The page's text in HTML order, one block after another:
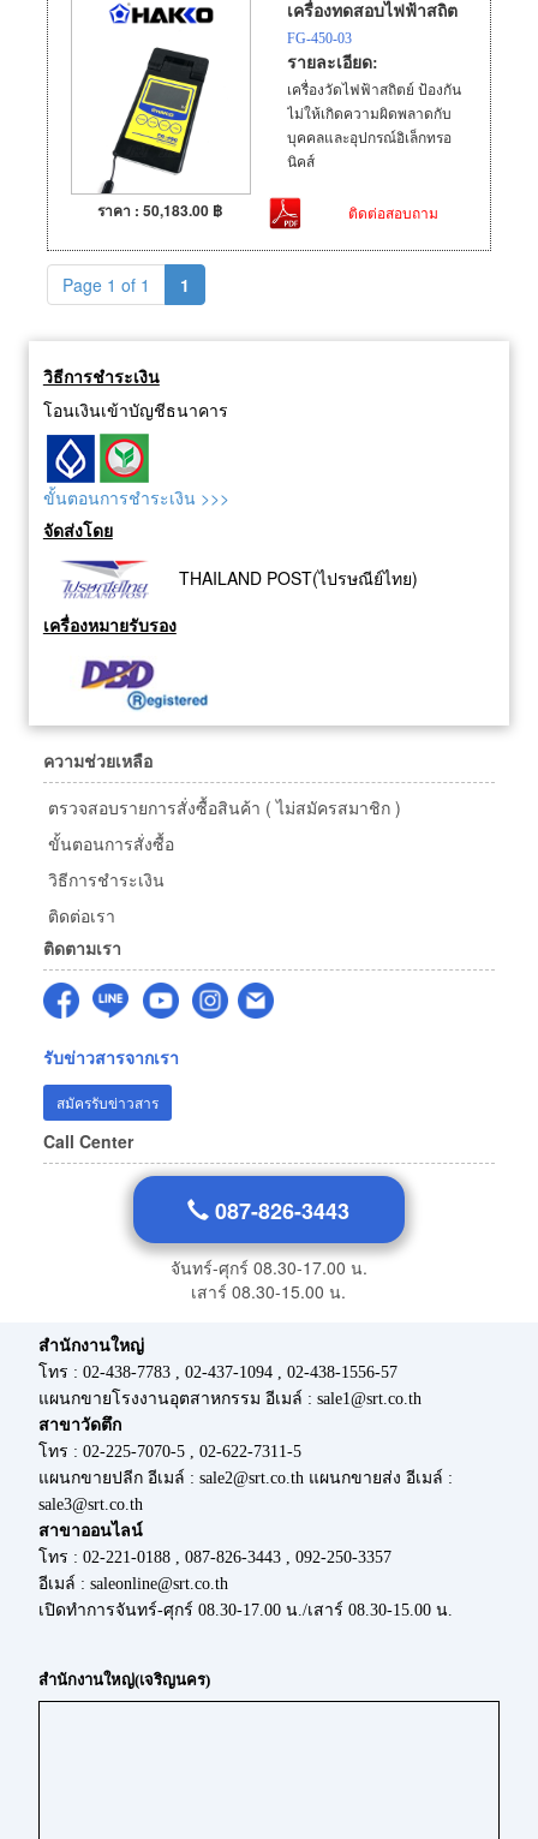
เครื่องทดสอบไฟฟ้าสถิต
FG-450-03
รายละเอียด:
เครื่องวัดไฟฟ้าสถิตย์ ป้องกัน
ไม่ให้เกิดความผิดพลาดกับ
บุคคลและอุปกรณ์อิเล็กทรอ
นิคส์
ราคา : 50,183.00 ฿ ติดต่อสอบถาม
Page 1 of 1 1
วิธีการชำระเงิน
โอนเงินเข้าบัญชีธนาคาร
ขั้นตอนการชำระเงิน >>>
จัดส่งโดย
THAILAND POST(ไปรษณีย์ไทย)
เครื่องหมายรับรอง
ความช่วยเหลือ
ตรวจสอบรายการสั่งซื้อสินค้า ( ไม่สมัครสมาชิก )
ขั้นตอนการสั่งซื้อ
วิธีการชำระเงิน
ติดต่อเรา
ติดตามเรา
รับข่าวสารจากเรา
สมัครรับข่าวสาร
Call Center
087-826-3443
จันทร์-ศุกร์ 08.30-17.00 น.
เสาร์ 08.30-15.00 น.
สำนักงานใหญ่
โทร : 02-438-7783 , 02-437-1094 , 02-438-1556-57
แผนกขายโรงงานอุตสาหกรรม อีเมล์ : sale1@srt.co.th
สาขาวัดตึก
โทร : 02-225-7070-5 , 02-622-7311-5
แผนกขายปลีก อีเมล์ : sale2@srt.co.th แผนกขายส่ง อีเมล์ :
sale3@srt.co.th
สาขาออนไลน์
โทร : 02-221-0188 , 087-826-3443 , 092-250-3357
อีเมล์ : saleonline@srt.co.th
เปิดทำการจันทร์-ศุกร์ 08.30-17.00 น./เสาร์ 08.30-15.00 น.
สำนักงานใหญ่(เจริญนคร)